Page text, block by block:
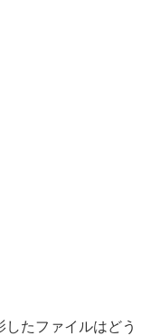
たファイルはどう